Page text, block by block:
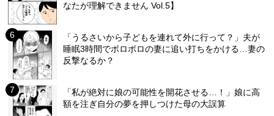
なたが理解できません Vol.5】
「うるさいから子どもを連れて外に行って？」夫が
睡眠3時間でボロボロの妻に追い打ちをかける…妻の
反撃なるか？
「私が絶対に娘の可能性を開花させる…！」娘に高
額を注ぎ自分の夢を押しつけた母の大誤算